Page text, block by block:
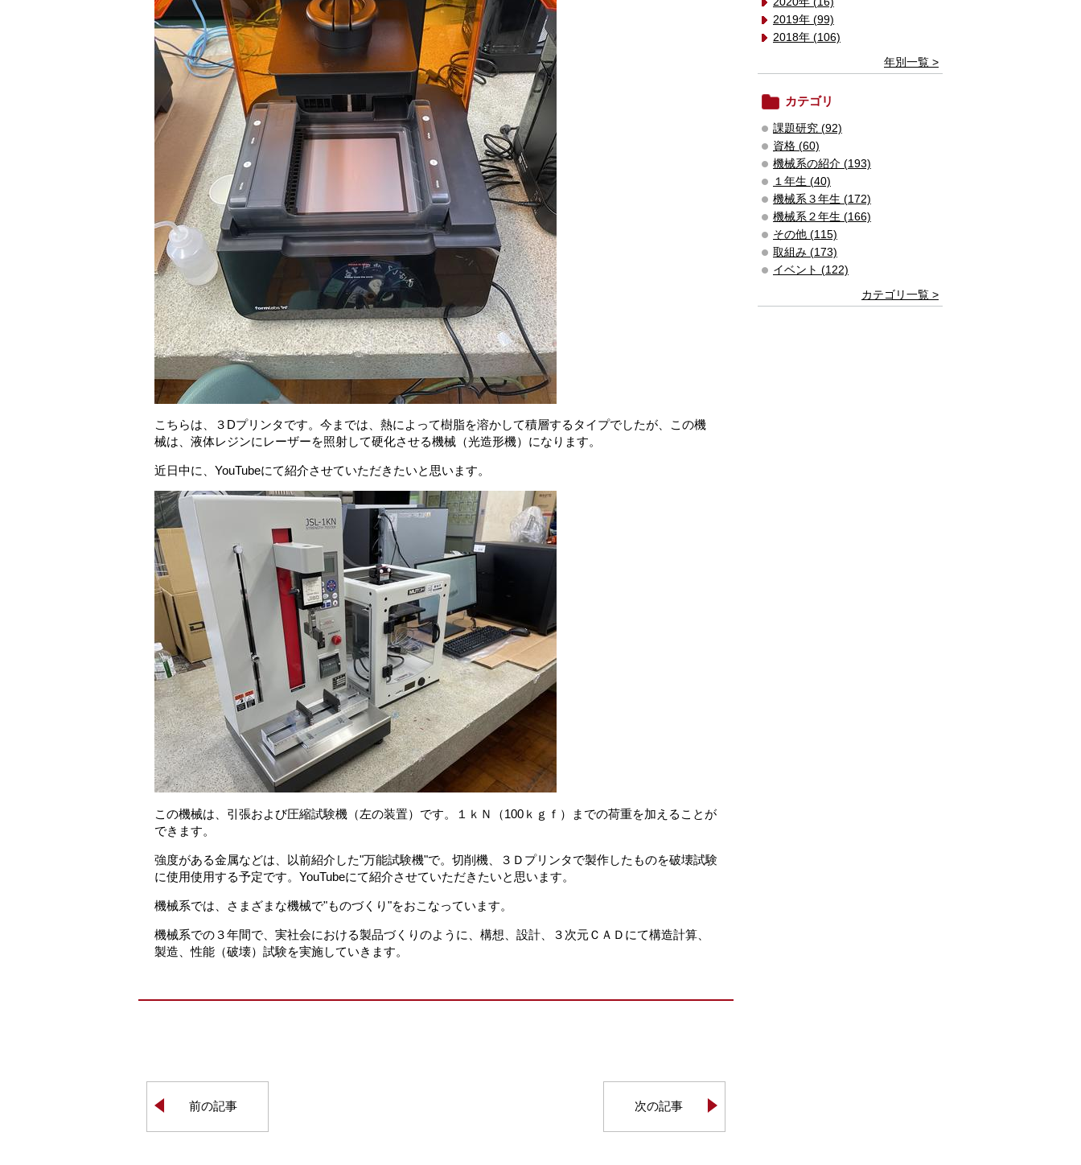
こちらは、３Dプリンタです。今までは、熱によって樹脂を溶かして積層するタイプでしたが、この機
械は、液体レジンにレーザーを照射して硬化させる機械（光造形機）になります。
近日中に、YouTubeにて紹介させていただきたいと思います。
この機械は、引張および圧縮試験機（左の装置）です。１ｋＮ（100ｋｇｆ）までの荷重を加えることが
できます。
強度がある金属などは、以前紹介した"万能試験機"で。切削機、３Ｄプリンタで製作したものを破壊試験
に使用使用する予定です。YouTubeにて紹介させていただきたいと思います。
機械系では、さまざまな機械で"ものづくり"をおこなっています。
機械系での３年間で、実社会における製品づくりのように、構想、設計、３次元ＣＡＤにて構造計算、
製造、性能（破壊）試験を実施していきます。
前の記事 次の記事
2019年 (99)
2018年 (106)
年別一覧 >
カテゴリ
課題研究 (92)
資格 (60)
機械系の紹介 (193)
１年生 (40)
機械系３年生 (172)
機械系２年生 (166)
その他 (115)
取組み (173)
イベント (122)
カテゴリ一覧 >